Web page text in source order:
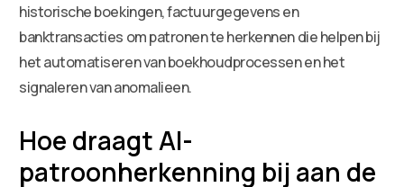
historische boekingen, factuurgegevens en
banktransacties om patronen te herkennen die helpen bij
het automatiseren van boekhoudprocessen en het
signaleren van anomalieen.
Hoe draagt AI-
patroonherkenning bij aan de